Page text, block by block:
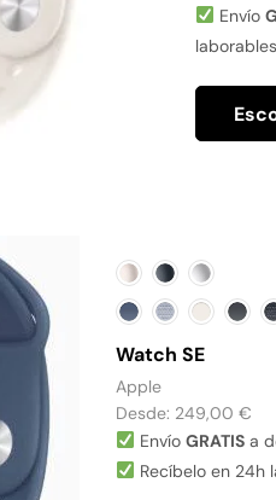
Envío
laborables
Watch SE
Apple
Desde: 249,00 €
Envío GRATISa
Recíbelo en 24h